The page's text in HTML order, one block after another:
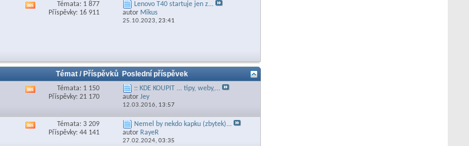
ZobrazitTémata: 1 877
Příspěvky: 16 911
Lenovo T40 startuje jen z...
autor Mikus
25.10.2023,23:41
Témat / Příspěvků Poslední příspěvek
Zobrazit
této
Témata: 1 150
Příspěvky: 21 170
:: KDE KOUPIT ... tipy, weby,...
autorJey
12.03.2016, 13:57
ZobrazitTémata: 3 209
Příspěvky: 44 141
Nemel by nekdo kapku (zbytek)...
autor RayeR
27.02.2024,03:35